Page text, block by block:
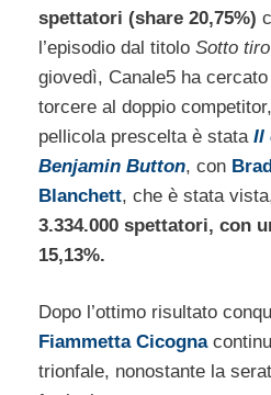
spettatori (share 20,75%)
l’episodio dal titolo Sotto tiro
giovedì, Canale5 ha
torcere al doppio
pellicola prescelta è stata Il
Benjamin Button, con
Blanchett, che è stata
3.334.000 spettatori, con
15,13%.
Dopo l’ottimo risultato
Fiammetta Cicogna
trionfale, nonostante la